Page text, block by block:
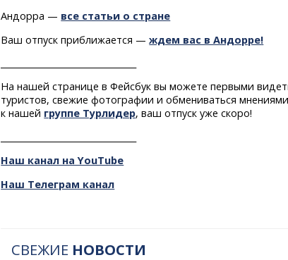
Андорра — все статьи о стране
Ваш отпуск приближается —ждем вас в Андорре!
На нашей странице в Фейсбук вы можете первыми
туристов, свежие фотографии и обмениваться
к нашей группе Турлидер, ваш отпуск уже скоро!
Наш канал на YouTube
Наш Телеграм канал
СВЕЖИЕ НОВОСТИ